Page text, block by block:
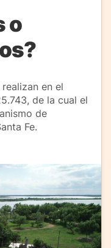
o
en el
de la cual el
de
Fe.